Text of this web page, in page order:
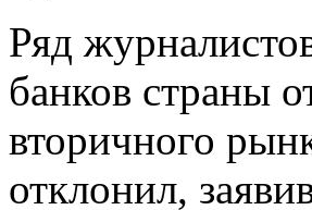
Ряд
банков страны
вторичного
отклонил,